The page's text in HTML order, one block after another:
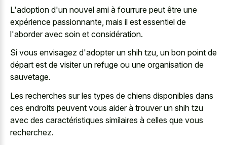
L'adoption d'un nouvel ami à fourrure peut être une
expérience passionnante, mais il est essentiel de
l'aborder avec soin et considération.
Si vous envisagez d'adopter un shih tzu, un bon point de
départ est de visiter un refuge ou une organisation de
sauvetage.
Les recherches sur les types de chiens disponibles dans
ces endroits peuvent vous aider à trouver un shih tzu
avec des caractéristiques similaires à celles que vous
recherchez.